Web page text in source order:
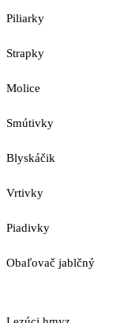
Piliarky
Strapky
Molice
Smútivky
Blyskáčik
Vrtivky
Piadivky
Obaľovač jablčný